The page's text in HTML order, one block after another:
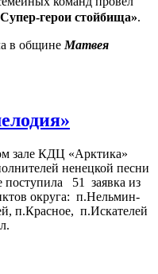
герои стойбища».
в общине Матвея
зале КДЦ «Арктика»
ненецкой песни
поступила 51 заявка из
округа: п.Нельмин-
п.Красное, п.Искателей